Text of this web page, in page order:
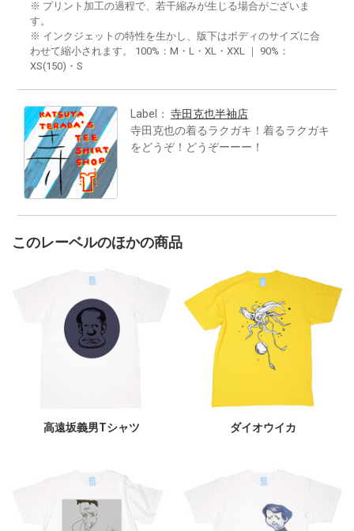
※ プリント加工の過程で、若干縮みが生じる場合がございま
す。
※ インクジェットの特性を生かし、版下はボディのサイズに合
わせて縮小されます。 100%：M・L・XL・XXL ｜ 90%：
XS(150)・S
Label： 寺田克也半袖店
寺田克也の着るラクガキ！着るラクガキ
をどうぞ！どうぞーーー！
このレーベルのほかの商品
高遠坂義男Tシャツ ダイオウイカ